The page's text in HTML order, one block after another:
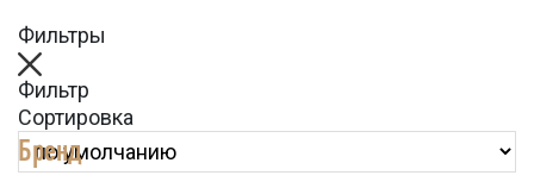
Фильтры
Фильтр
Сортировка
Бренд